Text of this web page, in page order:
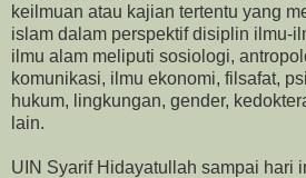
keilmuan atau kajian tertentu yang
islam dalam perspektif disiplin ilmu-
ilmu alam meliputi sosiologi,
komunikasi, ilmu ekonomi, filsafat,
hukum, lingkungan, gender,
lain.
UIN Syarif Hidayatullah sampai hari